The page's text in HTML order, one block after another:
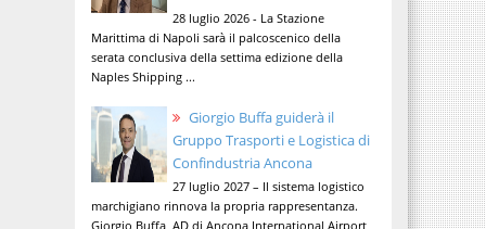
28 luglio 2026 - La Stazione
Marittima di Napoli sarà il palcoscenico della
serata conclusiva della settima edizione della
Naples Shipping ...
Giorgio Buffa guiderà il
Gruppo Trasporti e Logistica di
Confindustria Ancona
27 luglio 2027 – Il sistema logistico
marchigiano rinnova la propria rappresentanza.
Giorgio Buffa, AD di Ancona International Airport,